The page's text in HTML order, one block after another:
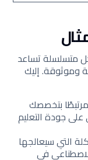
متسلسلة تساعد
وموثوقة. إليك
بتخصصك
جودة التعليم
سيعالجها
في